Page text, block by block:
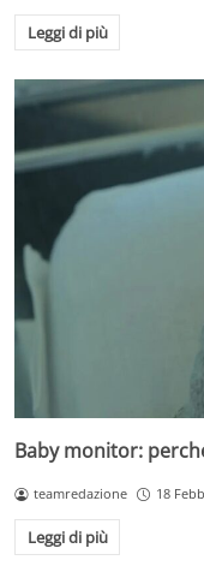
Leggi di più
Baby monitor:
teamredazione 18
Leggi di più